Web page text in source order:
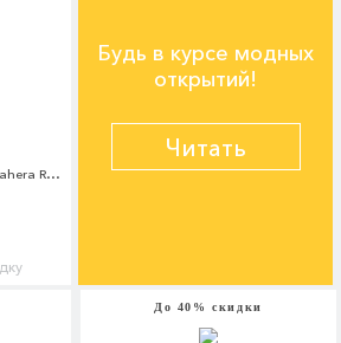
Джемпер Sahera Rahmani Sahera Rahmani MP002XM0W5KL
Будь в курсе модных
открытий!
Читать
До 40% скидки